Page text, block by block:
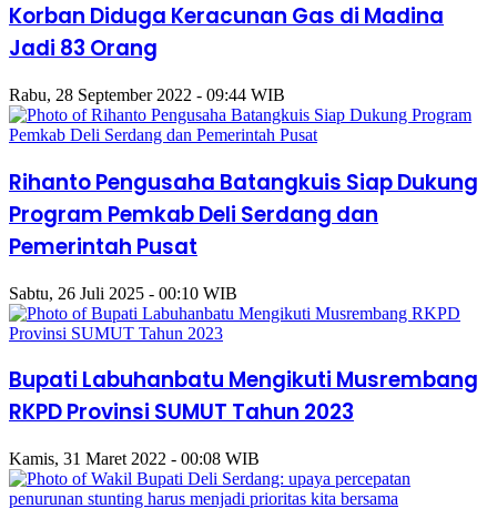
Korban Diduga Keracunan Gas di Madina
Jadi 83 Orang
Rabu, 28 September 2022 - 09:44 WIB
Rihanto Pengusaha Batangkuis Siap Dukung
Program Pemkab Deli Serdang dan
Pemerintah Pusat
Sabtu, 26 Juli 2025 - 00:10 WIB
Bupati Labuhanbatu Mengikuti Musrembang
RKPD Provinsi SUMUT Tahun 2023
Kamis, 31 Maret 2022 - 00:08 WIB